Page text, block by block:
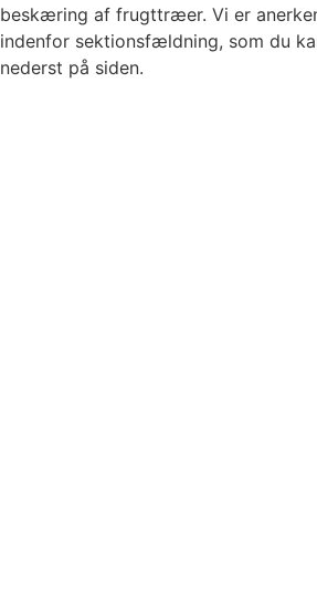
beskæring af frugttræer. Vi er
indenfor sektionsfældning, som du
nederst på siden.